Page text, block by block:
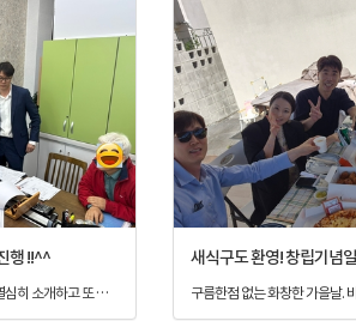
행 !!^^
무더웠던 지난 여름 그렇게도 열심히 소개하고 또 소개하고 맘에 드는 매물을 찾을때까지 열심히 찾아다녔던 일들이 계약이라는 소중한 결실을 맺었습니다. 00억대 상업용 건물 계약 완료^^ 강중개사님 정말 고생하셨고 사무실 동료 모두모두 수고하셨습니다. 잔금까지 깔끔하게 잘 진행해봅니다.